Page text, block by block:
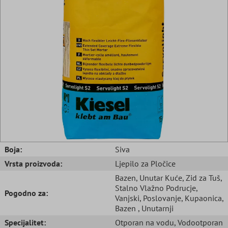
Boja:
Siva
Vrsta proizvoda:
Ljepilo za Pločice
Pogodno za:
Bazen, Unutar Kuće, Zid za Tuš,
Stalno Vlažno Podrucje,
Vanjski, Poslovanje, Kupaonica,
Bazen , Unutarnji
Specijalitet:
Otporan na vodu, Vodootporan